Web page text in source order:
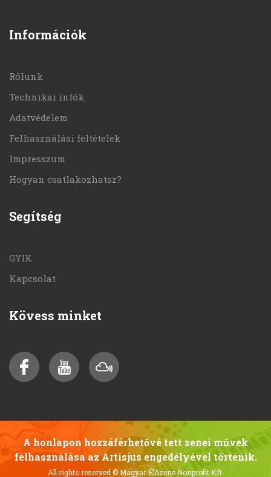
Információk
Rólunk
Technikai infók
Adatvédelem
Felhasználási feltételek
Impresszum
Hogyan csatlakozhatsz?
Segítség
GYIK
Kapcsolat
Kövess minket
A honlapon hozzáférhetővé tett zenei művek
felhasználása az Artisjus engedélyével történik.
All rights reserved© Magyar Élőzene Nonprofit Kft.